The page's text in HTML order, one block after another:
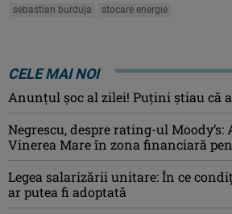
sebastian burduja
stocare energie
CELE MAI NOI
Anunţul şoc al zilei! Puţini ştiau că
Negrescu, despre rating-ul Moody’s:
Vinerea Mare în zona financiară
Legea salarizării unitare: În ce
ar putea fi adoptată